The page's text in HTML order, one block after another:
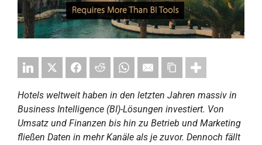
Hotels weltweit haben in den letzten Jahren massiv in
Business Intelligence (BI)-Lösungen investiert. Von
Umsatz und Finanzen bis hin zu Betrieb und Marketing
fließen Daten in mehr Kanäle als je zuvor. Dennoch fällt